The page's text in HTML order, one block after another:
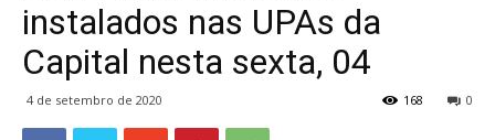
instalados nas UPAs da
Capital nesta sexta, 04
4 de setembro de 2020 0
168